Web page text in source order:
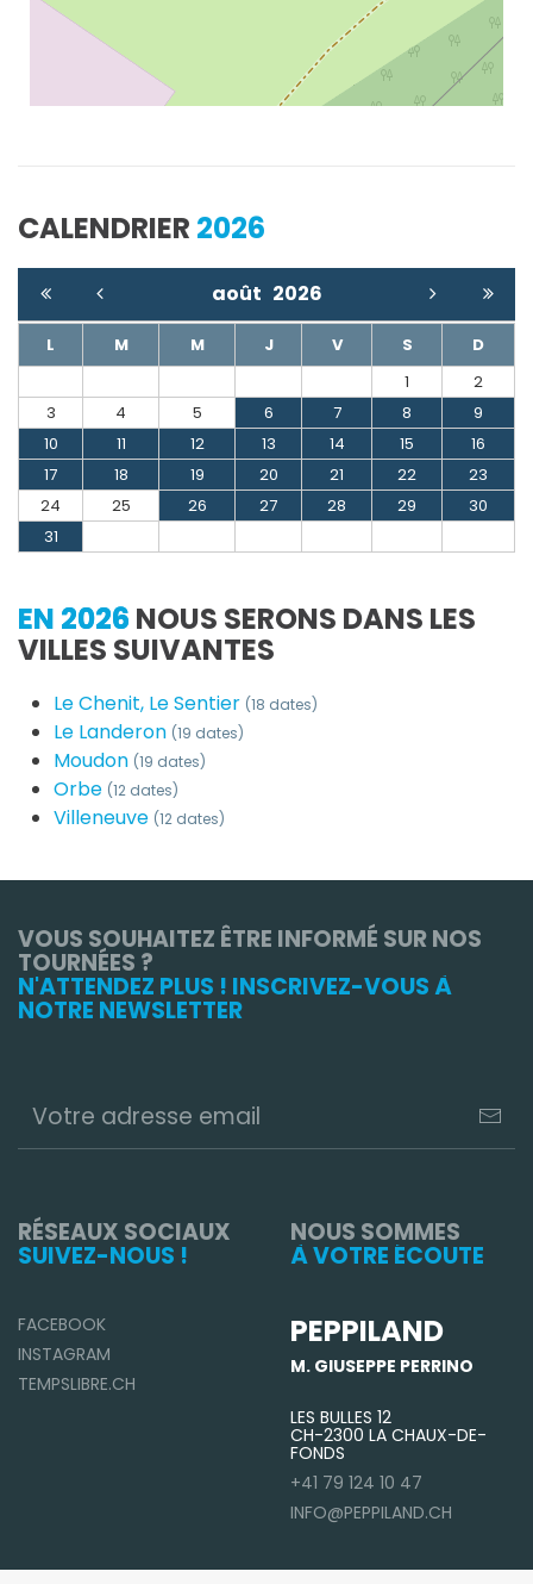
CALENDRIER 2026
août 2026
L M M J V S
D
1
2
3
4 5 6 7 8
9
10
11 12 13 14 15
16
17
18 19 20 21 22
23
24
25 26 27 28 29
30
31
EN 2026 NOUS SERONS DANS LES
VILLES SUIVANTES
Le Chenit, Le Sentier (18 dates)
Le Landeron (19 dates)
Moudon (19 dates)
Orbe (12 dates)
Villeneuve (12 dates)
VOUS SOUHAITEZ ÊTRE INFORMÉ SUR NOS
TOURNÉES ?
N'ATTENDEZ PLUS ! INSCRIVEZ-VOUS À
NOTRE NEWSLETTER
RÉSEAUX SOCIAUX
SUIVEZ-NOUS !
FACEBOOK
INSTAGRAM
TEMPSLIBRE.CH
NOUS SOMMES
À VOTRE ÉCOUTE
PEPPILAND
M. GIUSEPPE PERRINO
LES BULLES 12
CH-2300 LA CHAUX-DE-
FONDS
+41 79 124 10 47
INFO@PEPPILAND.CH